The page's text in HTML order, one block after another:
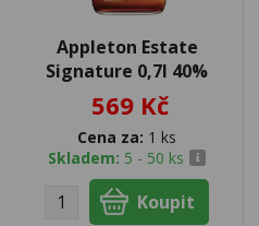
Appleton Estate
Signature 0,7l 40%
569 Kč
Cena za: 1 ks
Skladem: 5 - 50 ks